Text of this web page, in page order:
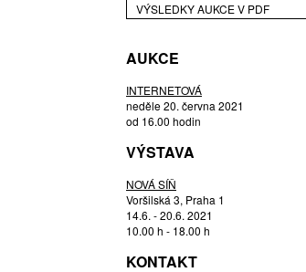
HOSPODKA JOSEF
JEŽEK JAROSLAV
1978),
JOSEF CVRČEK (1943) MILOSLAV
KLINGER (1922 - 1999),
JURNIKL RUDOLF
KLINGER, PŘIPSÁNO MILOSLAV
KOUDELKA FRANTIŠEK
LIBENSKÝ, PŘIPSÁNO STANISLAV
MACHOVSKÁ HANA
VÝSLEDKY AUKCE V PDF
AUKCE
INTERNETOVÁ
neděle 20. června 2021
od 16.00 hodin
VÝSTAVA
NOVÁ SÍŇ
Voršilská 3, Praha 1
14.6. - 20.6. 2021
10.00 h - 18.00 h
KONTAKT